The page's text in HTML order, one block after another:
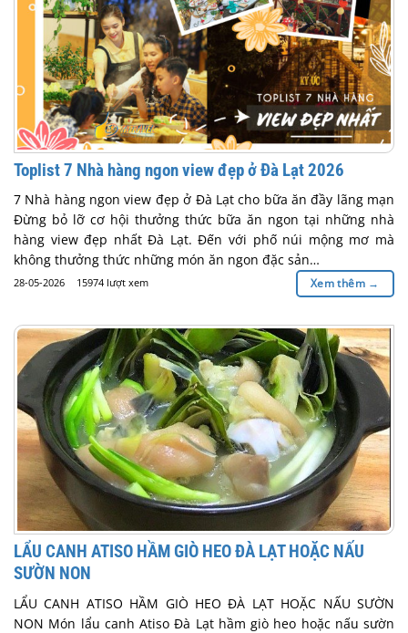
Toplist 7 Nhà hàng ngon view đẹp ở Đà Lạt 2026
7 Nhà hàng ngon view đẹp ở Đà Lạt cho bữa ăn đầy lãng mạn
Đừng bỏ lỡ cơ hội thưởng thức bữa ăn ngon tại những nhà
hàng view đẹp nhất Đà Lạt. Đến với phố núi mộng mơ mà
không thưởng thức những món ăn ngon đặc sản…
28-05-2026 15974 lượt xem Xem thêm →
LẨU CANH ATISO HẦM GIÒ HEO ĐÀ LẠT HOẶC NẤU
SƯỜN NON
LẨU CANH ATISO HẦM GIÒ HEO ĐÀ LẠT HOẶC NẤU SƯỜN
NON Món lẩu canh Atiso Đà Lạt hầm giò heo hoặc nấu sườn